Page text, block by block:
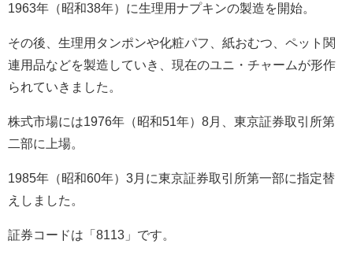
1963年（昭和38年）に生理用ナプキンの製造を開始。
その後、生理用タンポンや化粧パフ、紙おむつ、ペット関
連用品などを製造していき、現在のユニ・チャームが形作
られていきました。
株式市場には1976年（昭和51 年） 8 月、東京証券取引所第
二部に上場。
1985年（昭和60年） 3 月に東京証券取引所第一部に指定替
えしました。
証券コードは「 8113 」です。